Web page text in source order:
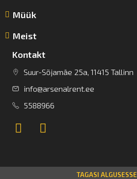
Müük
Meist
Kontakt
Suur-Sõjamäe 25a, 11415 Tallinn
info@arsenalrent.ee
5588966
TAGASI ALGUSESSE